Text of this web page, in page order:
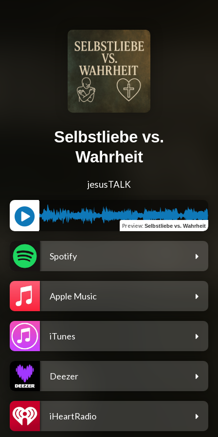
Selbstliebe vs.
Wahrheit
jesusTALK
Preview: Selbstliebe vs. Wahrheit
Spotify
Apple Music
iTunes
Deezer
iHeartRadio